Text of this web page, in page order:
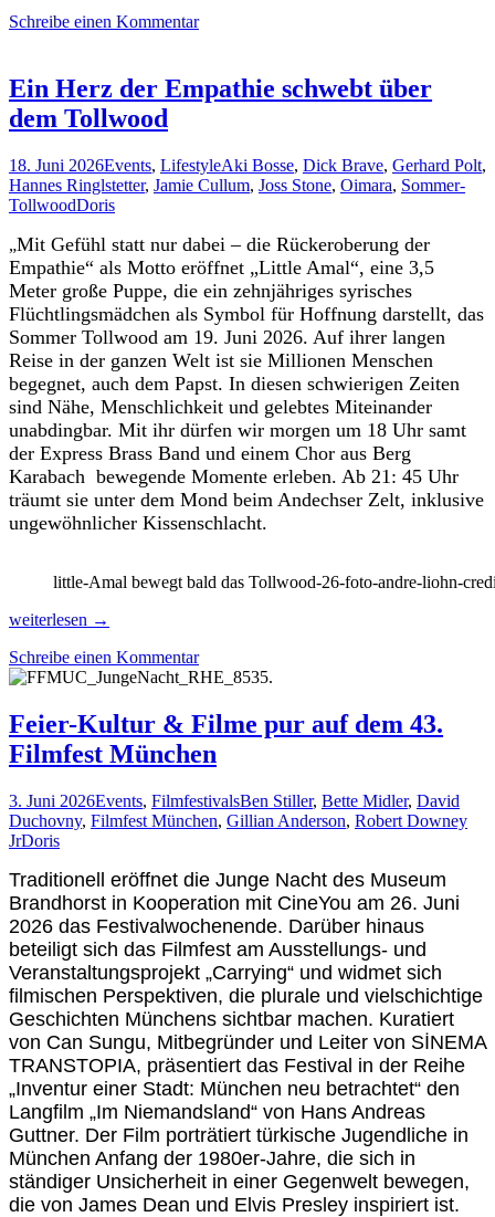
und
von
München
an
Gardasee
radeln
Schreibe einen Kommentar
Ein Herz der Empathie schwebt über
dem Tollwood
18. Juni 2026Events, LifestyleAki Bosse, Dick Brave, Gerhard Polt,
Hannes Ringlstetter, Jamie Cullum, Joss Stone, Oimara, Sommer-
TollwoodDoris
„Mit Gefühl statt nur dabei – die Rückeroberung der
Empathie“ als Motto eröffnet „Little Amal“, eine 3,5
Meter große Puppe, die ein zehnjähriges syrisches
Flüchtlingsmädchen als Symbol für Hoffnung darstellt, das
Sommer Tollwood am 19. Juni 2026. Auf ihrer langen
Reise in der ganzen Welt ist sie Millionen Menschen
begegnet, auch dem Papst. In diesen schwierigen Zeiten
sind Nähe, Menschlichkeit und gelebtes Miteinander
unabdingbar. Mit ihr dürfen wir morgen um 18 Uhr samt
der Express Brass Band und einem Chor aus Berg
Karabach bewegende Momente erleben. Ab 21: 45 Uhr
träumt sie unter dem Mond beim Andechser Zelt, inklusive
ungewöhnlicher Kissenschlacht.
little-Amal bewegt bald das Tollwood-26-foto-andre-liohn-
Ein
der
Empathie
über
dem
Tollwood
weiterlesen →
Schreibe einen Kommentar
Feier-Kultur & Filme pur auf dem 43.
Filmfest München
3. Juni 2026Events, FilmfestivalsBen Stiller, Bette Midler, David
Duchovny, Filmfest München, Gillian Anderson, Robert Downey
JrDoris
Traditionell eröffnet die Junge Nacht des Museum
Brandhorst in Kooperation mit CineYou am 26. Juni
2026 das Festivalwochenende. Darüber hinaus
beteiligt sich das Filmfest am Ausstellungs- und
Veranstaltungsprojekt „Carrying“ und widmet sich
filmischen Perspektiven, die plurale und vielschichtige
Geschichten Münchens sichtbar machen. Kuratiert
von Can Sungu, Mitbegründer und Leiter von SİNEMA
TRANSTOPIA, präsentiert das Festival in der Reihe
„Inventur einer Stadt: München neu betrachtet“ den
Langfilm „Im Niemandsland“ von Hans Andreas
Guttner. Der Film porträtiert türkische Jugendliche in
München Anfang der 1980er-Jahre, die sich in
ständiger Unsicherheit in einer Gegenwelt bewegen,
die von James Dean und Elvis Presley inspiriert ist.